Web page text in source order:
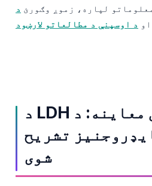
لپاره، زموږ وګورئ د RDW د
او د اوسپنې د مطالعاتو لارښود
د LDH د وینې معاینه: د
تشریح
شوی
Azərbaycan dili
Eesti
日本語
Čeština
한국어